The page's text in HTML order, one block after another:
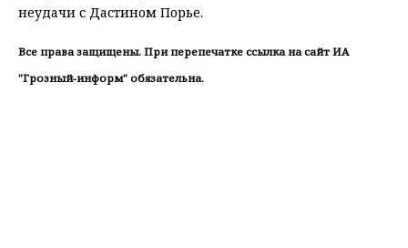
неудачи с Дастином Порье.
Все права защищены. При перепечатке ссылка на сайт ИА
"Грозный-информ" обязательна.